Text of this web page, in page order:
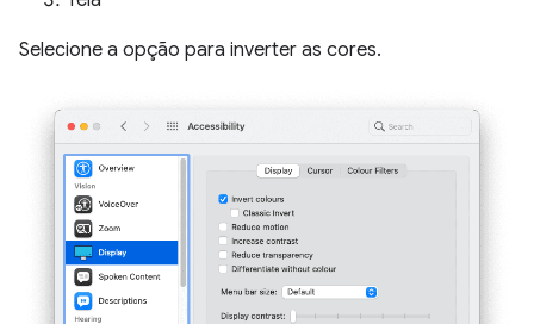
Selecione a opção para inverter as cores.